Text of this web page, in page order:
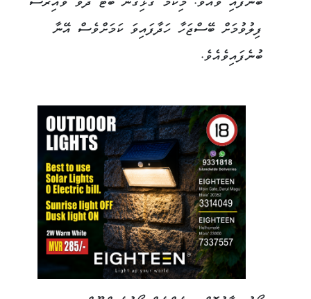
ފިލުވުމަށް ބޭސްޖަހާ ހަދާފައިވަ ކަމަށްވެސް އޭނާ
ބުނެފައިވެއެވެ.